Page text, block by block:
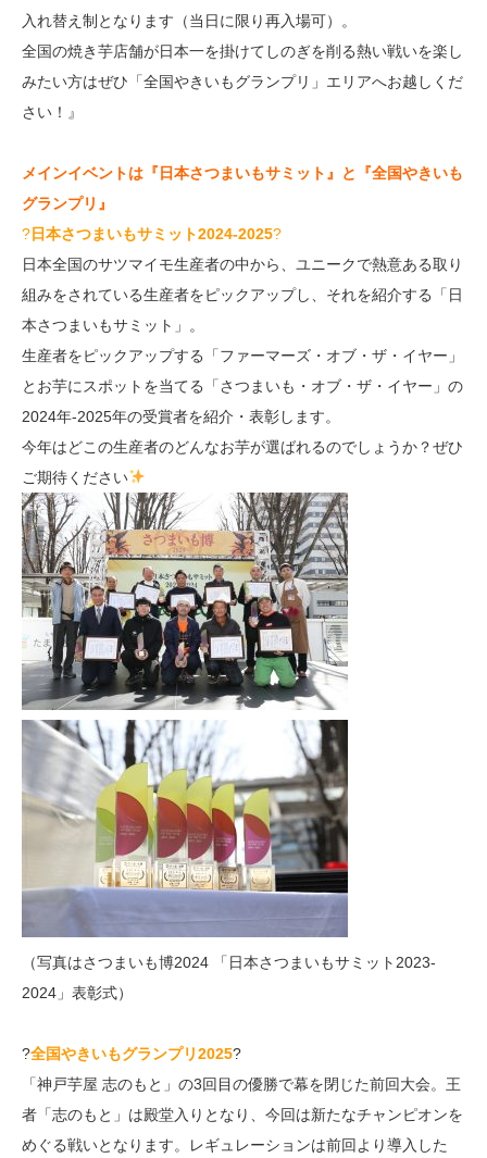
入れ替え制となります（当日に限り再入場可）。
全国の焼き芋店舗が日本一を掛けてしのぎを削る熱い戦いを楽し
みたい方はぜひ「全国やきいもグランプリ」エリアへお越しくだ
さい！』
メインイベントは『日本さつまいもサミット』と『全国やきいも
グランプリ』
?日本さつまいもサミット2024-2025?
日本全国のサツマイモ生産者の中から、ユニークで熱意ある取り
組みをされている生産者をピックアップし、それを紹介する「日
本さつまいもサミット」。
生産者をピックアップする「ファーマーズ・オブ・ザ・イヤー」
とお芋にスポットを当てる「さつまいも・オブ・ザ・イヤー」の
2024年-2025年の受賞者を紹介・表彰します。
今年はどこの生産者のどんなお芋が選ばれるのでしょうか？ぜひ
ご期待ください
（写真はさつまいも博2024 「日本さつまいもサミット2023-
2024」表彰式）
?全国やきいもグランプリ2025?
「神戸芋屋 志のもと」の3回目の優勝で幕を閉じた前回大会。王
者「志のもと」は殿堂入りとなり、今回は新たなチャンピオンを
めぐる戦いとなります。レギュレーションは前回より導入した